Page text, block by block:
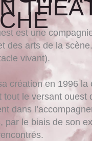
est une
des arts de la
vivant).
création en 1996
tout le versant ouest
dans
par le biais de son